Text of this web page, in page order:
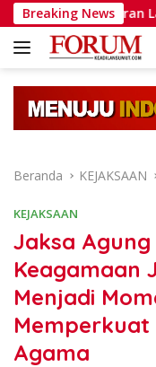
Langsung
ke
konten
Breaking News
Lahan
Beranda KEJAKSAAN
KEJAKSAAN
Jaksa
Keagamaan
Menjadi
Agama